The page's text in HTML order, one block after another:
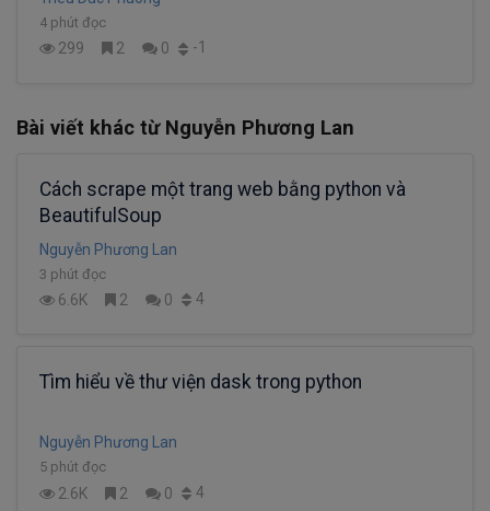
4 phút đọc
299 2 0 -1
Bài viết khác từ Nguyễn Phương Lan
Cách scrape một trang web bằng python và
BeautifulSoup
Nguyễn Phương Lan
3 phút đọc
6.6K 2 0 4
Tìm hiểu về thư viện dask trong python
Nguyễn Phương Lan
5 phút đọc
2.6K 2 0 4